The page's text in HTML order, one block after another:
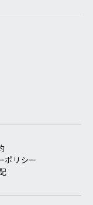
ポリシー